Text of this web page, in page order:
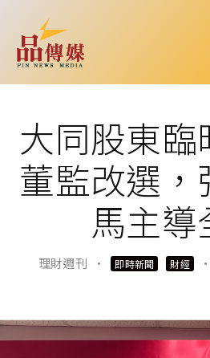
大同股東
董監改選，
馬主導
理財週刊 · 即時新聞 財經 ·